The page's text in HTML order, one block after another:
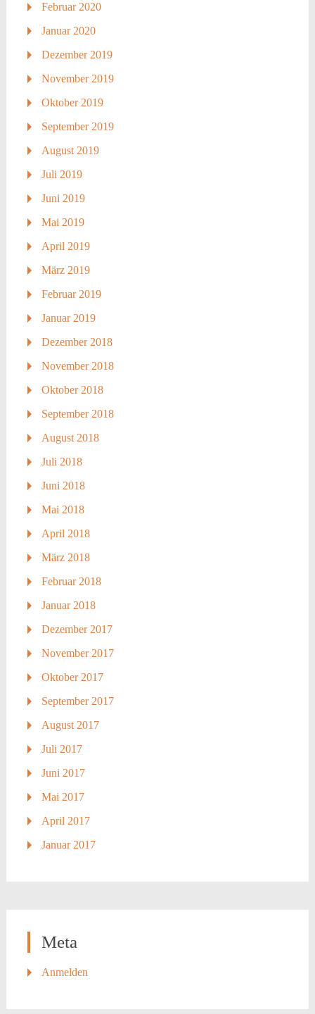
Februar 2020
Januar 2020
Dezember 2019
November 2019
Oktober 2019
September 2019
August 2019
Juli 2019
Juni 2019
Mai 2019
April 2019
März 2019
Februar 2019
Januar 2019
Dezember 2018
November 2018
Oktober 2018
September 2018
August 2018
Juli 2018
Juni 2018
Mai 2018
April 2018
März 2018
Februar 2018
Januar 2018
Dezember 2017
November 2017
Oktober 2017
September 2017
August 2017
Juli 2017
Juni 2017
Mai 2017
April 2017
Januar 2017
Meta
Anmelden